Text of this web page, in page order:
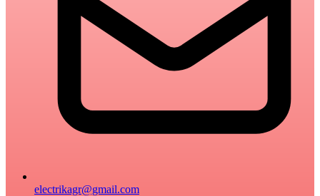
electrikagr@gmail.com